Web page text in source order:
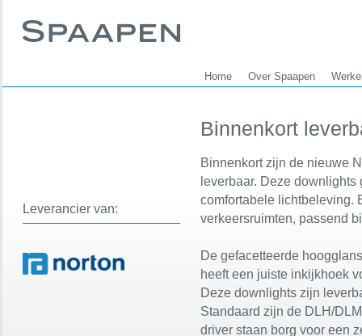
Home Over Spaapen
Leverancier van:
Binnenkort
Binnenkort zijn de nieuwe
leverbaar. Deze
comfortabele lichtbeleving.
verkeersruimten, passend
De gefacetteerde
heeft een juiste inkijkhoek
Deze downlights zijn
Standaard zijn de DLH/
driver staan borg voor een